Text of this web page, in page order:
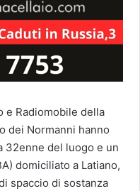
e Radiomobile della
dei Normanni hanno
32enne del luogo e un
domiciliato a Latiano,
spaccio di sostanza